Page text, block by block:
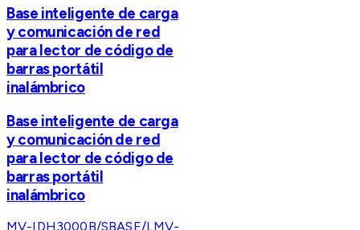
Base inteligente de carga
y comunicación de red
para lector de código de
barras portátil
inalámbrico
Base inteligente de carga
y comunicación de red
para lector de código de
barras portátil
inalámbrico
MV-IDH3000B/SBASE/LMV-